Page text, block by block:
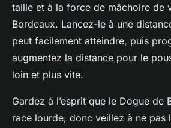
taille et à la force de mâchoire de
Bordeaux. Lancez-le à une
peut facilement atteindre, puis
augmentez la distance pour le
loin et plus vite.
Gardez à l’esprit que le Dogue de
race lourde, donc veillez à ne pas